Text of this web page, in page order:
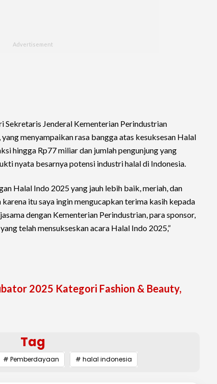
Sekretaris Jenderal Kementerian Perindustrian
menyampaikan rasa bangga atas kesuksesan Halal
hingga Rp77 miliar dan jumlah pengunjung yang
nyata besarnya potensi industri halal di Indonesia.
Halal Indo 2025 yang jauh lebih baik, meriah, dan
itu saya ingin mengucapkan terima kasih kepada
dengan Kementerian Perindustrian, para sponsor,
telah mensukseskan acara Halal Indo 2025,”
2025 Kategori Fashion & Beauty,
Tag
# Pemberdayaan # halal indonesia